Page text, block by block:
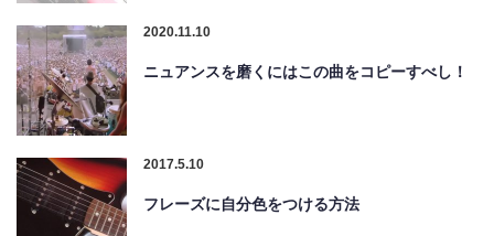
2020.11.10
ニュアンスを磨くにはこの曲をコピーすべし！
2017.5.10
フレーズに自分色をつける方法